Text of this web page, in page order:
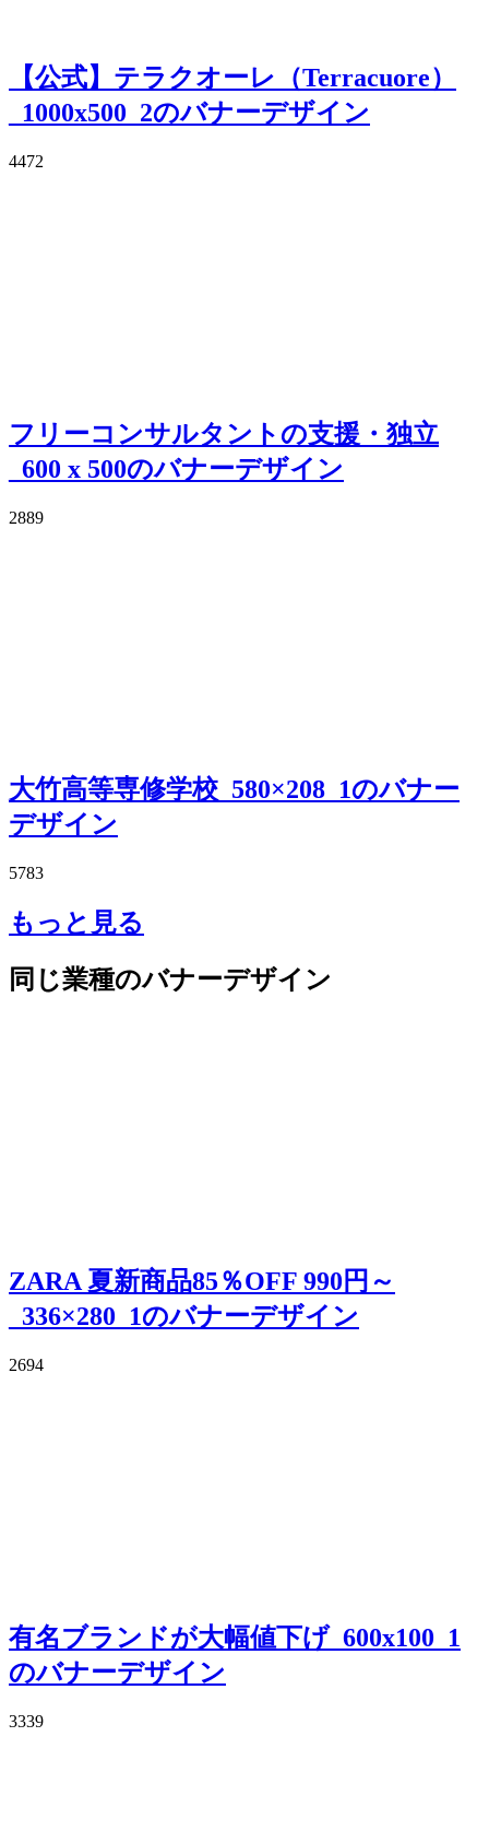
【公式】テラクオーレ（Terracuore）
_1000x500_2のバナーデザイン
4472
フリーコンサルタントの支援・独立
_600 x 500のバナーデザイン
2889
大竹高等専修学校_580×208_1のバナー
デザイン
5783
もっと見る
同じ業種のバナーデザイン
ZARA 夏新商品85％OFF 990円～
_336×280_1のバナーデザイン
2694
有名ブランドが大幅値下げ_600x100_1
のバナーデザイン
3339